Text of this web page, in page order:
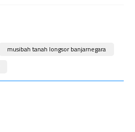
musibah tanah longsor banjarnegara